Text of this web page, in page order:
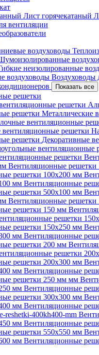
Лист горячекатаный
вентиляции
воздуховоды
неизолированные
воздуховоды Воздуховоды
Показать все
решетки
решетки
решетки Металлические
вентиляционные
вентиляционные решетки
решетки Декоративные
вентиляционные
решетки
Вентиляционные решетки
решетки 100х200 мм
мм Вентиляционные
решетки 500х100 мм
Вентиляционные решетки
решетки 150 мм
решетки
решетки 150х250 мм
мм Вентиляционные
решетки 200 мм
решетки
решетки 200х300 мм
мм Вентиляционные
решетки 250 мм мм
мм Вентиляционные
решетки 300х300 мм
мм Вентиляционные
reshetki-400kh400-mm
мм Вентиляционные
решетки 550х550 мм
мм Вентиляционные